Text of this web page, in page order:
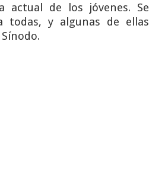
de los jóvenes. Se
todas, y algunas de ellas